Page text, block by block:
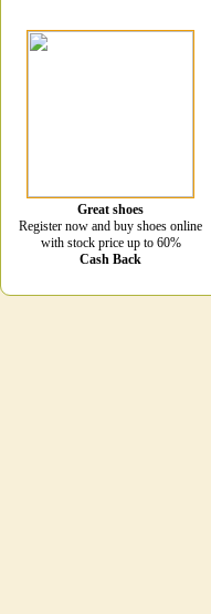
Great shoes
Register now and buy shoes online
with stock price up to 60%
Cash Back